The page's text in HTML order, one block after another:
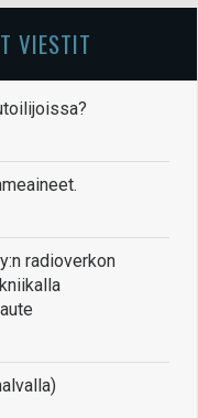
VIESTIT
radioverkon